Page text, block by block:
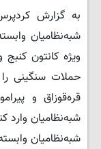
به گزارش
شبه‌نظامیان
حملات سنگینی
قره‌قوزاق و
شبه‌نظامیان